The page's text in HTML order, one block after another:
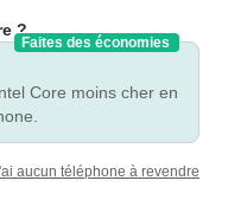
?
Core moins cher en
Faites des économies
aucun téléphone à revendre